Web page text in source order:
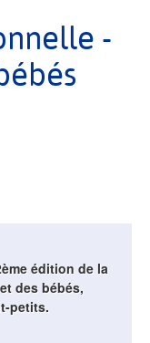
-
édition de la
des bébés,
petits.